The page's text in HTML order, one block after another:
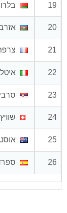
19
20
21
22
23
24 שוויץ
25
26